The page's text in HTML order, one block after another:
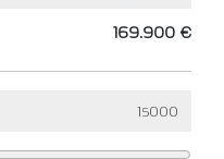
169.900 €